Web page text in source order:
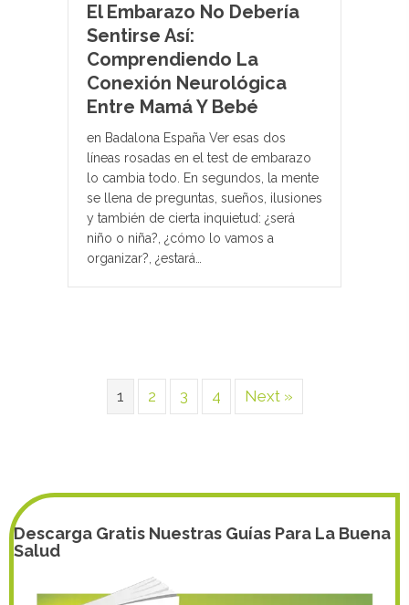
El Embarazo No Debería
Sentirse Así:
Comprendiendo La
Conexión Neurológica
Entre Mamá Y Bebé
en Badalona España Ver esas dos
líneas rosadas en el test de embarazo
lo cambia todo. En segundos, la mente
se llena de preguntas, sueños, ilusiones
y también de cierta inquietud: ¿será
niño o niña?, ¿cómo lo vamos a
organizar?, ¿estará…
1 2 3 4 Next »
Descarga Gratis Nuestras Guías Para La Buena
Salud